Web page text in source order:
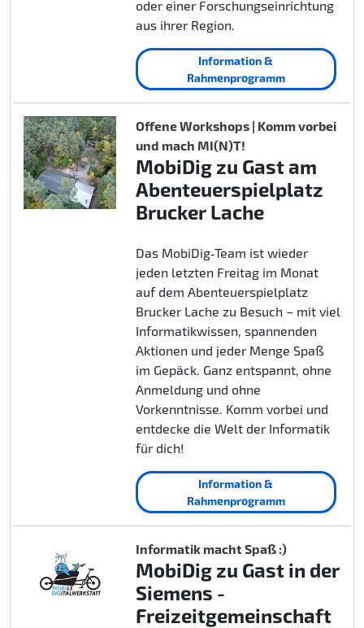
oder einer Forschungseinrichtung
aus ihrer Region.
Information &
Rahmenprogramm
Offene Workshops | Komm vorbei
und mach MI(N)T!
MobiDig zu Gast am
Abenteuerspielplatz
Brucker Lache
Das MobiDig‑Team ist wieder
jeden letzten Freitag im Monat
auf dem Abenteuerspielplatz
Brucker Lache zu Besuch – mit viel
Informatikwissen, spannenden
Aktionen und jeder Menge Spaß
im Gepäck. Ganz entspannt, ohne
Anmeldung und ohne
Vorkenntnisse. Komm vorbei und
entdecke die Welt der Informatik
für dich!
Information &
Rahmenprogramm
Informatik macht Spaß :)
MobiDig zu Gast in der
Siemens -
Freizeitgemeinschaft